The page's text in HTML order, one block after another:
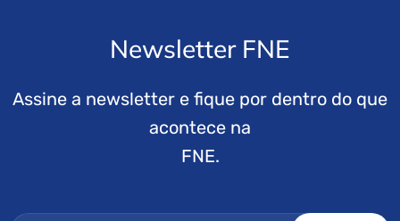
Newsletter FNE
Assine a newsletter e fique por dentro do que
acontece na
FNE.